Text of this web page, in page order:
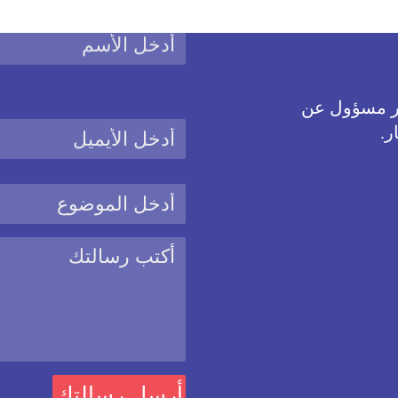
مسؤول عن